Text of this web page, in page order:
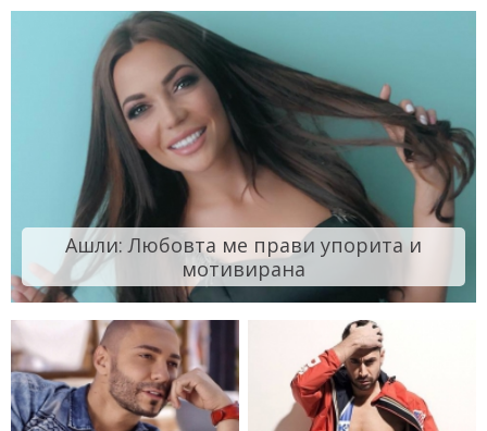
Ашли: Любовта ме прави упорита и
мотивирана